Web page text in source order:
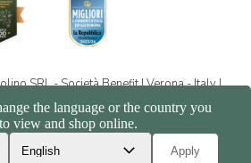
SRL - Società Benefit | Verona - Italy |
| Certificazione BIO: IT-BIO-
| REA VR-455804 | Privacy and cookie